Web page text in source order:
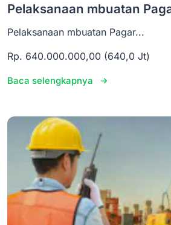
Pelaksanaan mbuatan
Pelaksanaan mbuatan Pagar...
Rp. 640.000.000,00 (640,0 Jt)
Baca selengkapnya